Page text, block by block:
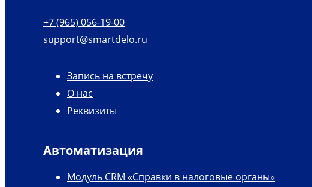
+7 (965) 056-19-00
support@smartdelo.ru
Запись на встречу
О нас
Реквизиты
Автоматизация
Модуль CRM «Справки в налоговые органы»